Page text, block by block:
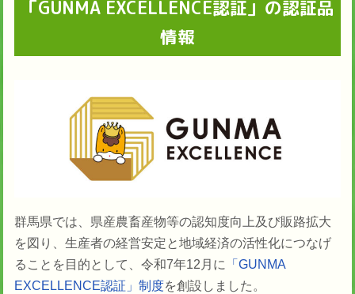
「GUNMA EXCELLENCE認証」の認証品
情報
群馬県では、県産農畜産物等の認知度向上及び販路拡大
を図り、生産者の経営安定と地域経済の活性化につなげ
ることを目的として、令和7年12月に
「GUNMA
EXCELLENCE認証」制度を創設しました。